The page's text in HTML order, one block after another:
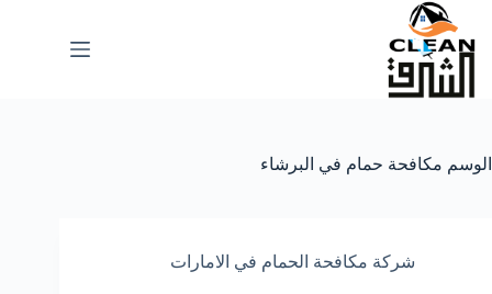
التجاوز
المحتوى
الوسم مكافحة حمام في البرشاء
شركة مكافحة الحمام في الامارات